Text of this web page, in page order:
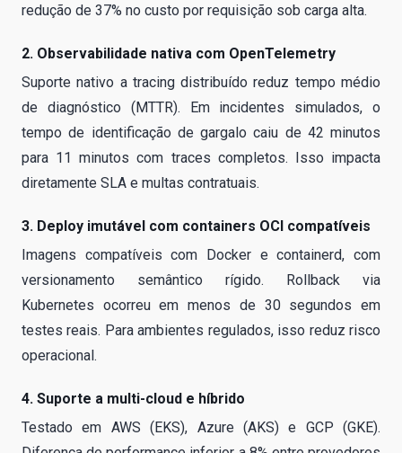
redução de 37% no custo por requisição sob carga alta.
2. Observabilidade nativa com OpenTelemetry
Suporte nativo a tracing distribuído reduz tempo médio
de diagnóstico (MTTR). Em incidentes simulados, o
tempo de identificação de gargalo caiu de 42 minutos
para 11 minutos com traces completos. Isso impacta
diretamente SLA e multas contratuais.
3. Deploy imutável com containers OCI compatíveis
Imagens compatíveis com Docker e containerd, com
versionamento semântico rígido. Rollback via
Kubernetes ocorreu em menos de 30 segundos em
testes reais. Para ambientes regulados, isso reduz risco
operacional.
4. Suporte a multi-cloud e híbrido
Testado em AWS (EKS), Azure (AKS) e GCP (GKE).